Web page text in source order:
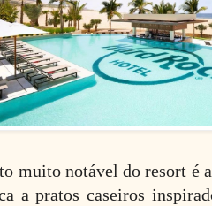
muito notável do resort é
a pratos caseiros